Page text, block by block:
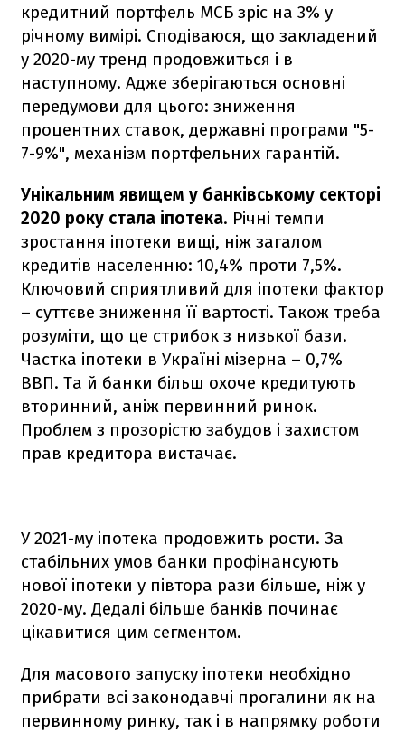
кредитний портфель МСБ зріс на 3% у
річному вимірі. Сподіваюся, що закладений
у 2020-му тренд продовжиться і в
наступному. Адже зберігаються основні
передумови для цього: зниження
процентних ставок, державні програми "5-
7-9%", механізм портфельних гарантій.
Унікальним явищем у банківському секторі
2020 року стала іпотека. Річні темпи
зростання іпотеки вищі, ніж загалом
кредитів населенню: 10,4% проти 7,5%.
Ключовий сприятливий для іпотеки фактор
– суттєве зниження її вартості. Також треба
розуміти, що це стрибок з низької бази.
Частка іпотеки в Україні мізерна – 0,7%
ВВП. Та й банки більш охоче кредитують
вторинний, аніж первинний ринок.
Проблем з прозорістю забудов і захистом
прав кредитора вистачає.
У 2021-му іпотека продовжить рости. За
стабільних умов банки профінансують
нової іпотеки у півтора рази більше, ніж у
2020-му. Дедалі більше банків починає
цікавитися цим сегментом.
Для масового запуску іпотеки необхідно
прибрати всі законодавчі прогалини як на
первинному ринку, так і в напрямку роботи